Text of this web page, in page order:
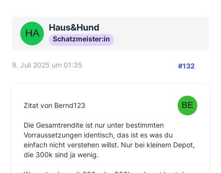
Haus&Hund
Schatzmeister:in
9. Juli 2025 um 01:35 #132
Zitat von Bernd123
Die Gesamtrendite ist nur unter bestimmten
Vorraussetzungen identisch, das ist es was du
einfach nicht verstehen willst. Nur bei kleinem Depot,
die 300k sind ja wenig.